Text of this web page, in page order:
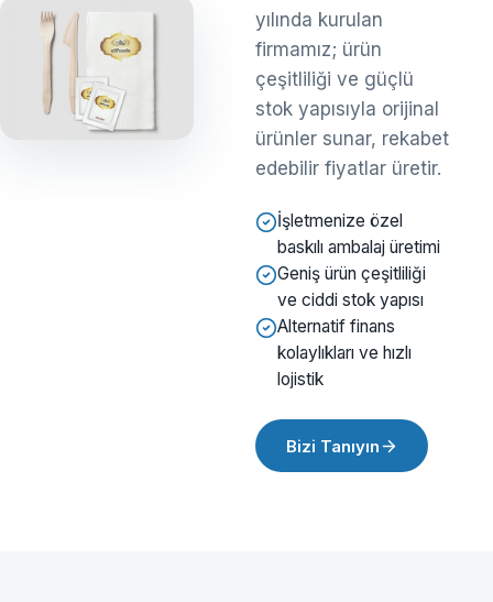
yılında kurulan
firmamız; ürün
çeşitliliği ve güçlü
stok yapısıyla orijinal
ürünler sunar, rekabet
edebilir fiyatlar üretir.
İşletmenize özel
baskılı ambalaj üretimi
Geniş ürün çeşitliliği
ve ciddi stok yapısı
Alternatif finans
kolaylıkları ve hızlı
lojistik
Bizi Tanıyın